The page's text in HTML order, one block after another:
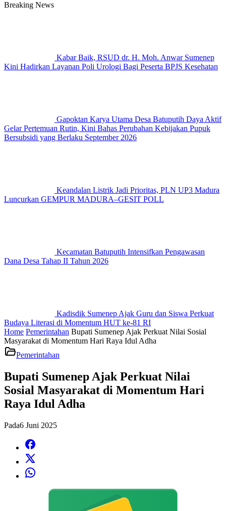
Breaking News
Kabar Baik, RSUD dr. H. Moh. Anwar Sumenep
Kini Hadirkan Layanan Poli Urologi Bagi Peserta BPJS Kesehatan
Gapoktan Karya Utama Desa Batuputih Daya Aktif
Gelar Pertemuan Rutin, Kini Bahas Perubahan Kebijakan Pupuk
Bersubsidi yang Berlaku September 2026
Keandalan Listrik Jadi Prioritas, PLN UP3 Madura
Luncurkan GEMPUR MADURA–GESIT POLL
Kecamatan Batuputih Intensifkan Pengawasan
Dana Desa Tahap II Tahun 2026
Kadisdik Sumenep Ajak Guru dan Siswa Perkuat
Budaya Literasi di Momentum HUT ke-81 RI
Home Pemerintahan Bupati Sumenep Ajak Perkuat Nilai Sosial
Masyarakat di Momentum Hari Raya Idul Adha
Pemerintahan
Bupati Sumenep Ajak Perkuat Nilai
Sosial Masyarakat di Momentum Hari
Raya Idul Adha
Pada6 Juni 2025